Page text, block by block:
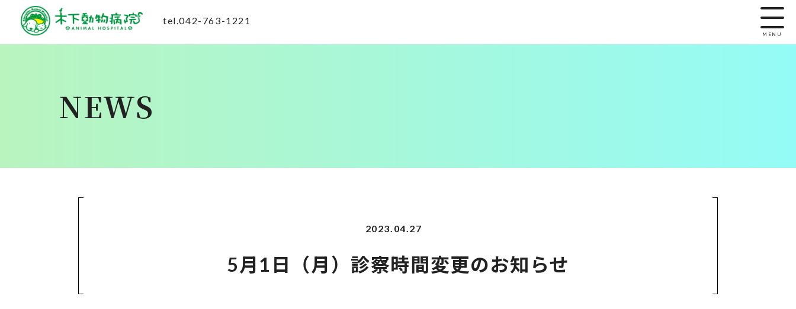
tel.042-763-1221
MENU
NEWS
2023.04.27
5月1日（月）診察時間変更のお知らせ